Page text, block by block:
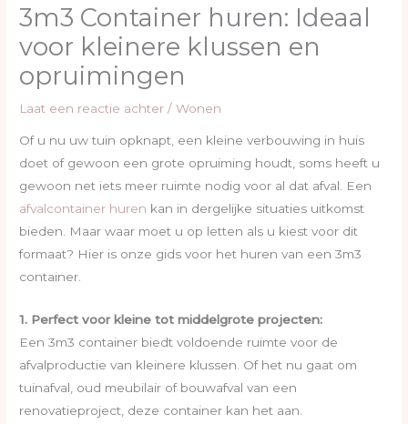
3m3 Container huren: Ideaal
voor kleinere klussen en
opruimingen
Laat een reactie achter /Wonen
Of u nu uw tuin opknapt, een kleine verbouwing in huis
doet of gewoon een grote opruiming houdt, soms heeft u
gewoon net iets meer ruimte nodig voor al dat afval. Een
afvalcontainer huren kan in dergelijke situaties uitkomst
bieden. Maar waar moet u op letten als u kiest voor dit
formaat? Hier is onze gids voor het huren van een 3m3
container.
1. Perfect voor kleine tot middelgrote projecten:
Een 3m3 container biedt voldoende ruimte voor de
afvalproductie van kleinere klussen. Of het nu gaat om
tuinafval, oud meubilair of bouwafval van een
renovatieproject, deze container kan het aan.